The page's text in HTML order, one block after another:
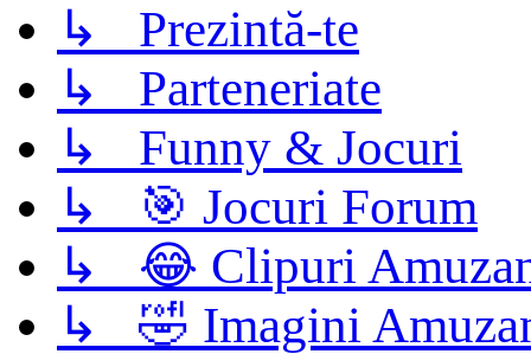
↳ Prezintă-te
↳ Parteneriate
↳ Funny & Jocuri
↳ 🎯 Jocuri Forum
↳ 😂 Clipuri
↳ 🤣 Imagini